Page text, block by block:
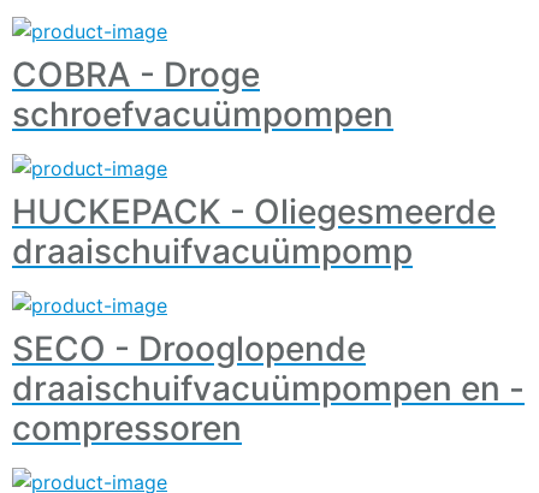
COBRA - Droge
schroefvacuümpompen
HUCKEPACK - Oliegesmeerde
draaischuifvacuümpomp
SECO - Drooglopende
draaischuifvacuümpompen en -
compressoren